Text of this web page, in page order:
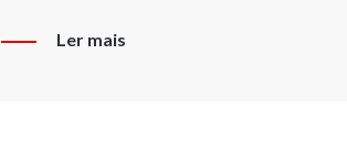
Ler mais